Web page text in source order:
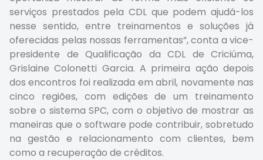
serviços prestados pela CDL que podem ajudá-los
nesse sentido, entre treinamentos e soluções já
oferecidas pelas nossas ferramentas”, conta a vice-
presidente de Qualificação da CDL de Criciúma,
Grislaine Colonetti Garcia. A primeira ação depois
dos encontros foi realizada em abril, novamente nas
cinco regiões, com edições de um treinamento
sobre o sistema SPC, com o objetivo de mostrar as
maneiras que o software pode contribuir, sobretudo
na gestão e relacionamento com clientes, bem
como a recuperação de créditos.